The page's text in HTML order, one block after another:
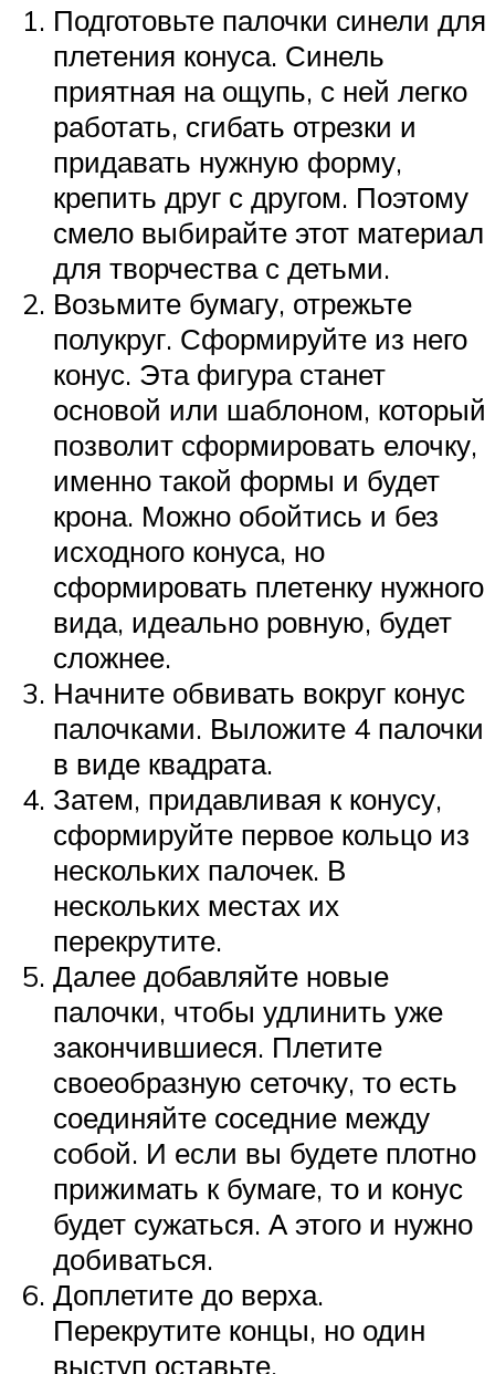
Подготовьте палочки синели для
плетения конуса. Синель
приятная на ощупь, с ней легко
работать, сгибать отрезки и
придавать нужную форму,
крепить друг с другом. Поэтому
смело выбирайте этот материал
для творчества с детьми.
Возьмите бумагу, отрежьте
полукруг. Сформируйте из него
конус. Эта фигура станет
основой или шаблоном, который
позволит сформировать елочку,
именно такой формы и будет
крона. Можно обойтись и без
исходного конуса, но
сформировать плетенку нужного
вида, идеально ровную, будет
сложнее.
Начните обвивать вокруг конус
палочками. Выложите 4 палочки
в виде квадрата.
Затем, придавливая к конусу,
сформируйте первое кольцо из
нескольких палочек. В
нескольких местах их
перекрутите.
Далее добавляйте новые
палочки, чтобы удлинить уже
закончившиеся. Плетите
своеобразную сеточку, то есть
соединяйте соседние между
собой. И если вы будете плотно
прижимать к бумаге, то и конус
будет сужаться. А этого и нужно
добиваться.
Доплетите до верха.
Перекрутите концы, но один
выступ оставьте.